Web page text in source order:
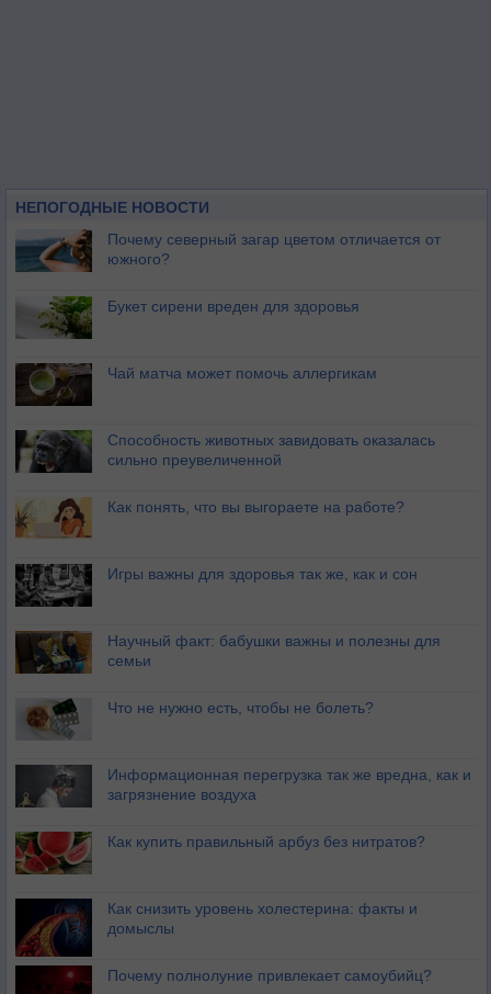
НЕПОГОДНЫЕ НОВОСТИ
Почему северный загар цветом отличается от
южного?
Букет сирени вреден для здоровья
Чай матча может помочь аллергикам
Способность животных завидовать оказалась
сильно преувеличенной
Как понять, что вы выгораете на работе?
Игры важны для здоровья так же, как и сон
Научный факт: бабушки важны и полезны для
семьи
Что не нужно есть, чтобы не болеть?
Информационная перегрузка так же вредна, как и
загрязнение воздуха
Как купить правильный арбуз без нитратов?
Как снизить уровень холестерина: факты и
домыслы
Почему полнолуние привлекает самоубийц?